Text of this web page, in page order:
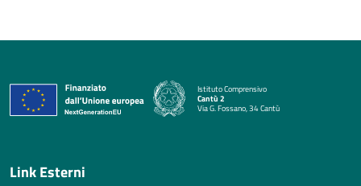
Istituto Comprensivo
Cantù 2
Via G. Fossano, 34 Cantù
— Visita la pagina iniziale della scuola
Link Esterni